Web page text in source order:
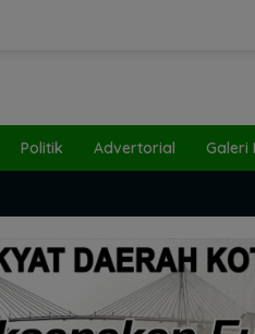
Politik Advertorial Galeri